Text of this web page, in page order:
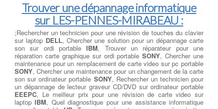
Trouver une dépannage informatique
sur LES-PENNES-MIRABEAU :
;Rechercher un technicien pour une révision de touches du clavier
sur laptop DELL, Chercher une solution pour un dépannage carte
son sur ordi portableIBM, Trouver un réparateur pour une
réparation carte graphique sur ordi portableSONY, Chercher une
maintenance pour un remplacement de carte video sur pc portable
SONY, Chercher une maintenance pour un changement de la carte
son sur ordinateur portable SONY, Rechercher un technicien pour
un dépannage de lecteur graveur CD/DVD sur ordinateur portable
EEEPC, Le meilleur prix pour une révision de carte video sur
laptopIBM, Quel diagnostique pour une assistance informatique